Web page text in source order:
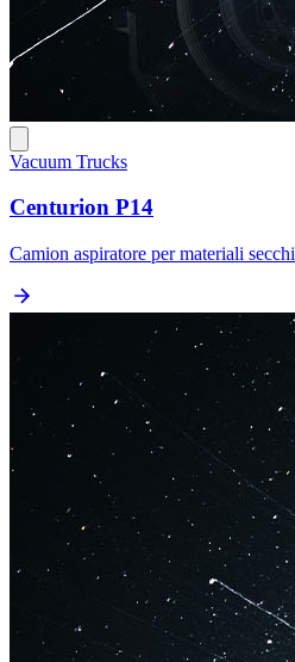
Vacuum Trucks
Centurion P14
Camion aspiratore per materiali secchi